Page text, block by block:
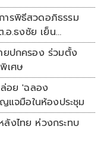
รพิธีสวดอภิธรรม
อ.ธงชัย เย็น
ยปกครอง ร่วมตั้ง
เศษ
อย 'ฉลอง
แจมือในห้องประชุม
ลังไทย ห่วงกระทบ